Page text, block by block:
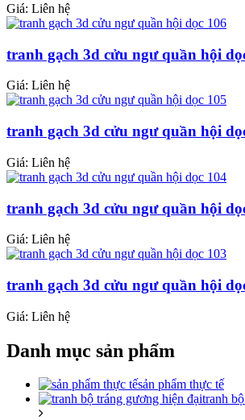
Giá: Liên hệ
tranh gạch 3d cửu ngư quần hội
Giá: Liên hệ
tranh gạch 3d cửu ngư quần hội
Giá: Liên hệ
tranh gạch 3d cửu ngư quần hội
Giá: Liên hệ
tranh gạch 3d cửu ngư quần hội
Giá: Liên hệ
Danh mục sản phẩm
sản phẩm thực tế
tranh